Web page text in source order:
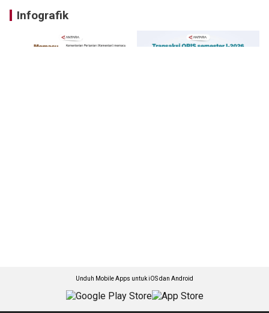
Infografik
Unduh Mobile Apps untuk iOS dan Android